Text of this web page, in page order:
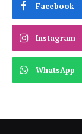
Facebook
Instagram
WhatsApp